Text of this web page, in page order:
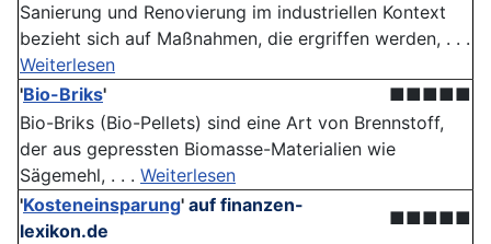
Sanierung und Renovierung im industriellen Kontext
bezieht sich auf Maßnahmen, die ergriffen werden, . . .
Weiterlesen
'Bio-Briks'
■■■■■
Bio-Briks (Bio-Pellets) sind eine Art von Brennstoff,
der aus gepressten Biomasse-Materialien wie
Sägemehl, . . . Weiterlesen
'Kosteneinsparung' auf finanzen-
lexikon.de
■■■■■